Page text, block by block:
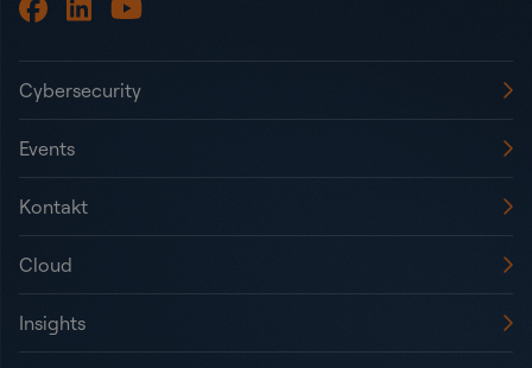
Cybersecurity
Events
Kontakt
Cloud
Insights